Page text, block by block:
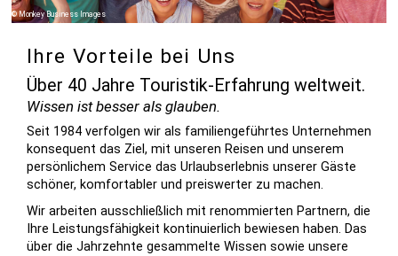
Monkey Business Images
Ihre Vorteile bei Uns
Über 40 Jahre Touristik-Erfahrung weltweit.
Wissen ist besser als glauben.
Seit 1984 verfolgen wir als familien­geführtes Unternehmen
konse­quent das Ziel, mit unseren Reisen und unserem
persön­lichem Service das Urlaubs­erlebnis unserer Gäste
schöner, komfor­tabler und preis­werter zu machen.
Wir arbeiten ausschließlich mit renommierten Partnern, die
Ihre Leis­tungs­fähig­keit kon­tinuier­lich bewiesen haben. Das
über die Jahr­zehnte gesam­melte Wissen sowie unsere